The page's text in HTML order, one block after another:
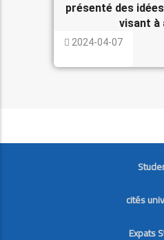
présenté des
visant à
2024-04-07
cités
Expats